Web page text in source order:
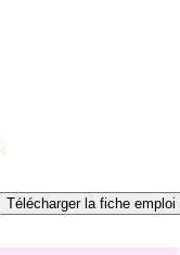
Télécharger la fiche emploi